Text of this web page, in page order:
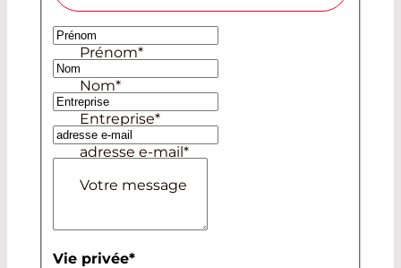
Madame
Monsieur
Prénom*
Nom*
Entreprise*
adresse e-mail*
Votre message
Vie privée*